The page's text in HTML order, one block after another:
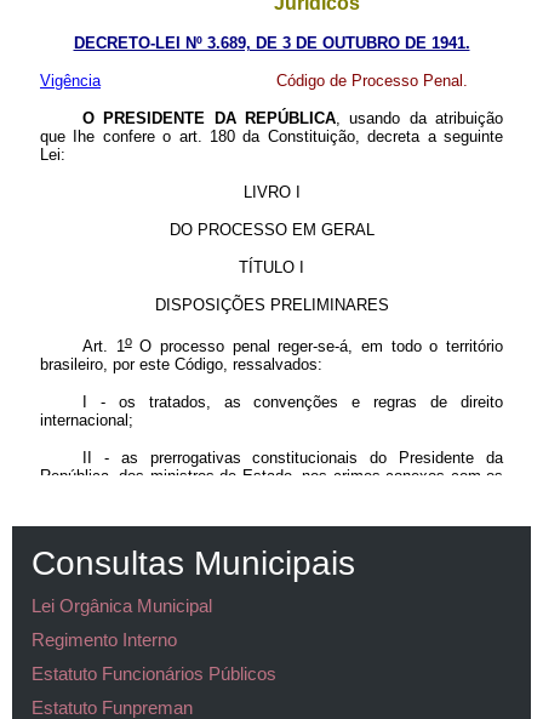
Consultas Municipais
Lei Orgânica Municipal
Regimento Interno
Estatuto Funcionários Públicos
Estatuto Funpreman